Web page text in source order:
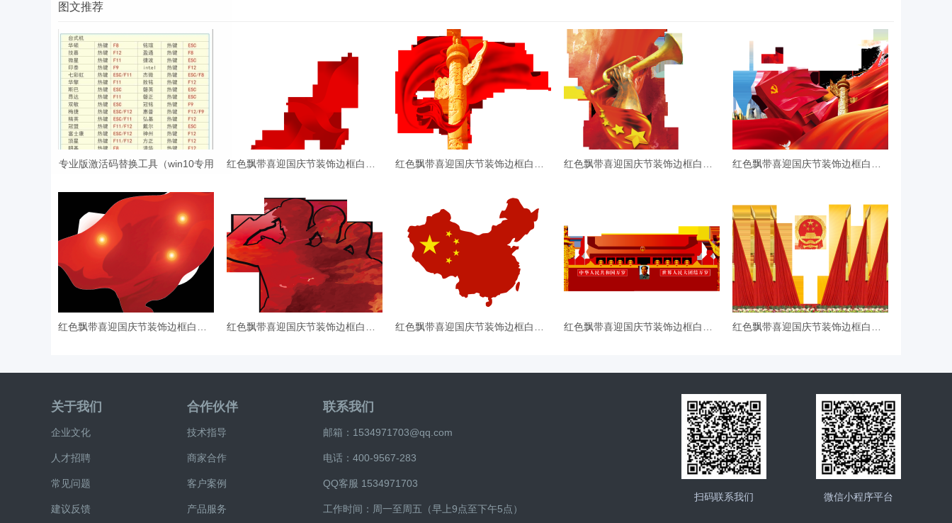
图文推荐
专业版激活码替换工具（win10专用
关于我们
企业文化
人才招聘
常见问题
建议反馈
合作伙伴
技术指导
商家合作
客户案例
产品服务
联系我们
邮箱：1534971703@qq.com
电话：400-9567-283
QQ客服 1534971703
工作时间：周一至周五（早上9点至下午5点）
微信小程序平台
扫码联系我们